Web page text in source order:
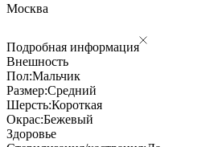
Москва
Подробная информация
Внешность
Пол:Мальчик
Размер:Средний
Шерсть:Короткая
Окрас:Бежевый
Здоровье